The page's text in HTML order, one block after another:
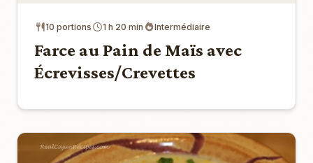
10 portions 1 h 20 min Intermédiaire
Farce au Pain de Maïs avec
Écrevisses/Crevettes